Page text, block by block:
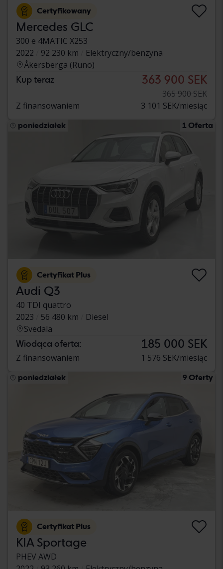
Certyfikowany
Mercedes GLC
300 e 4MATIC X253
2022
92 230 km
Elektryczny/benzyna
Åkersberga (Runö)
Kup teraz 363 900 SEK
365 900 SEK
Z finansowaniem
3 101 SEK/miesiąc
poniedziałek 1 Oferta
Certyfikat Plus
Audi Q3
40 TDI quattro
2023
56 480 km
Diesel
Svedala
Wiodąca oferta: 185 000 SEK
Z finansowaniem 1 576 SEK/miesiąc
poniedziałek 9 Oferty
Certyfikat Plus
KIA Sportage
PHEV AWD